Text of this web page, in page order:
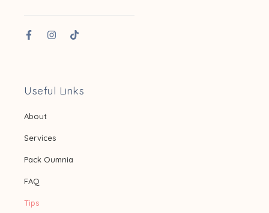
Useful Links
About
Services
Pack Oumnia
FAQ
Tips